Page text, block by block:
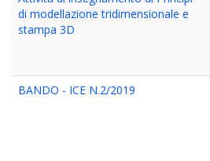
di modellazione tridimensionale e
stampa 3D
BANDO - ICE N.2/2019